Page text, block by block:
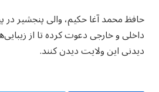
حافظ محمد آغا حکیم، والی پنجشیر در
داخلی و خارجی دعوت کرده تا از
دیدنی این ولایت دیدن کنند.